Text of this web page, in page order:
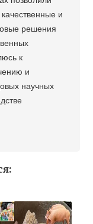
и
решения
к
и
научных